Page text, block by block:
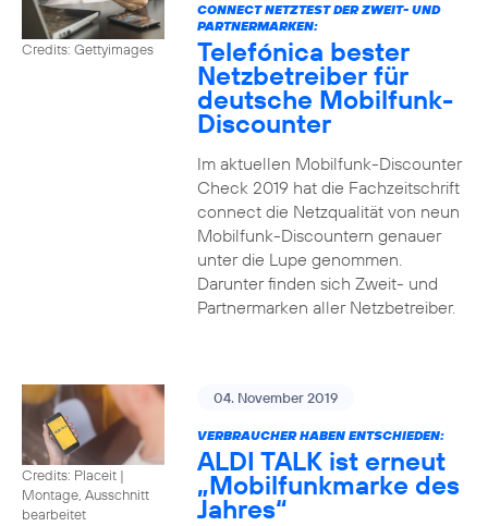
Credits: Gettyimages
CONNECT NETZTEST DER ZWEIT- UND
PARTNERMARKEN:
Telefónica bester
Netzbetreiber für
deutsche Mobilfunk-
Discounter
Im aktuellen Mobilfunk-Discounter
Check 2019 hat die Fachzeitschrift
connect die Netzqualität von neun
Mobilfunk-Discountern genauer
unter die Lupe genommen.
Darunter finden sich Zweit- und
Partnermarken aller Netzbetreiber.
Credits: Placeit |
Montage, Ausschnitt
bearbeitet
04. November 2019
VERBRAUCHER HABEN ENTSCHIEDEN:
ALDI TALK ist erneut
„Mobilfunkmarke des
Jahres“